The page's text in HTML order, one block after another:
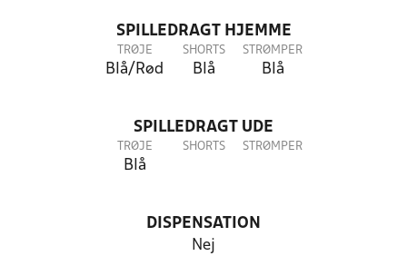
SPILLEDRAGT HJEMME
TRØJE
Blå/Rød
SHORTS
Blå
STRØMPER
Blå
SPILLEDRAGT UDE
TRØJE
Blå
SHORTS STRØMPER
DISPENSATION
Nej